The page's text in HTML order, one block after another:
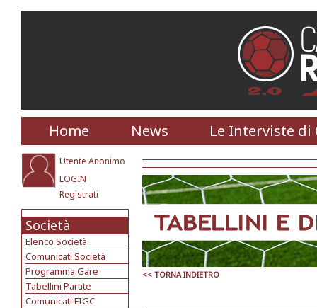
Home News Le Interviste di
Utente Anonimo
LOGIN
Registrati
Società
Elenco Società
Comunicati Società
Programma Gare
Tabellini Partite
Comunicati FIGC
<< TORNA INDIETRO